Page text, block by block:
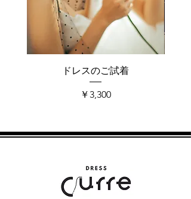
ドレスのご試着
価格
￥3,300